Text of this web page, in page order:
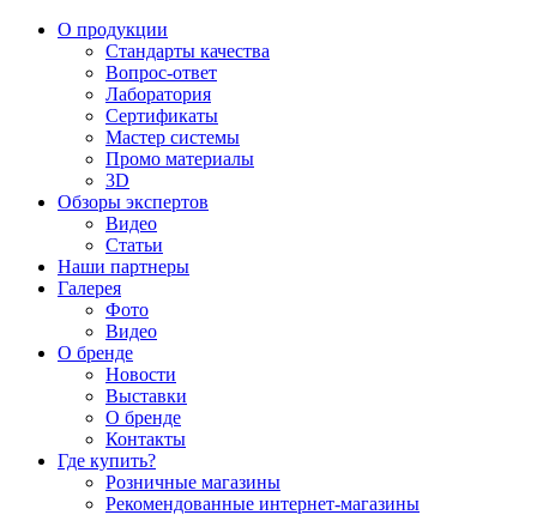
О продукции
Стандарты качества
Вопрос-ответ
Лаборатория
Сертификаты
Мастер системы
Промо материалы
3D
Обзоры экспертов
Видео
Статьи
Наши партнеры
Галерея
Фото
Видео
О бренде
Новости
Выставки
О бренде
Контакты
Где купить?
Розничные магазины
Рекомендованные интернет-магазины